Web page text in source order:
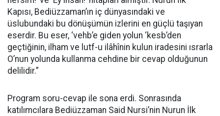
Kapısı, Bediüzzaman’ın iç dünyasındaki ve
üslubundaki bu dönüşümün izlerini en güçlü taşıyan
eserdir. Bu eser, ‘vehb’e giden yolun ‘kesb’den
geçtiğinin, ilham ve lutf-u ilâhînin kulun iradesini ısrarla
O’nun yolunda kullanma cehdine bir cevap olduğunun
delilidir.”
Program soru-cevap ile sona erdi. Sonrasında
katılımcılara Bediüzzaman Said Nursi’nin Nurun İlk